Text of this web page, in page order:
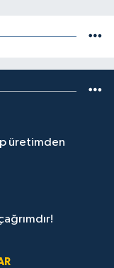
üretimden